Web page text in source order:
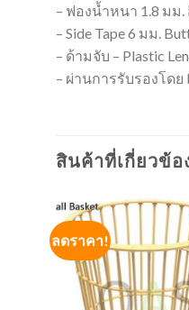
– ฟองน้ำหนา 1.8 มม.
– Side Tape 6 มม.
– ด้ามจับ – Plastic
– ผ่านการรับรองโดย
สินค้าที่เกี่ยวข้อ
ลดราคา!